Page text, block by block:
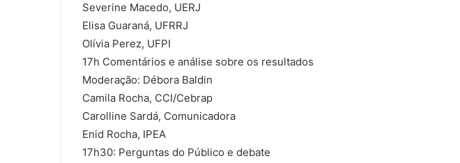
Severine Macedo, UERJ
Elisa Guaraná, UFRRJ
Olívia Perez, UFPI
17h Comentários e análise sobre os resultados
Moderação: Débora Baldin
Camila Rocha, CCI/Cebrap
Carolline Sardá, Comunicadora
Enid Rocha, IPEA
17h30: Perguntas do Público e debate